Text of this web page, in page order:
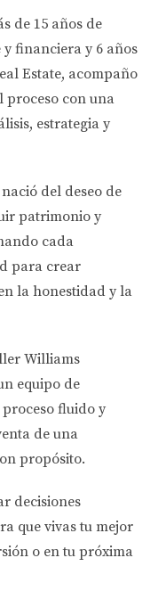
es la
Los
que no
sino también
Esto incluye
sistemas de
de
estudio reciente,
consideran
factor decisivo al
no es solo
para muchos
y
prácticas
que
suelen tener un
La Nueva
vidas de
vivimos no es
de 15 años de
y financieray 6 años
Estate, acompaño
proceso con una
estrategia y
del deseo de
patrimonio y
cada
para crear
la honestidad y la
Williams
equipo de
fluido y
de una
propósito.
decisiones
que vivas tu mejor
o en tu próxima